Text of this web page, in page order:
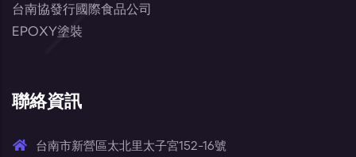
台南協發行國際食品公司
EPOXY塗裝
聯絡資訊
台南市新營區太北里太子宮152-16號